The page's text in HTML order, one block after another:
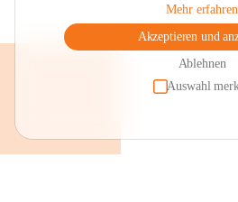
Mehr erfahren
Akzeptieren und
Ablehnen
Auswahl